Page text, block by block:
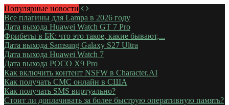
Популярные новости
Все плагины для Lampa в 2026 году
Дата выхода Huawei Watch GT 7 Pro
Фрибеты в БК: что это такое, какие бывают,...
Дата выхода Samsung Galaxy S27 Ultra
Дата выхода Huawei Watch 7
Дата выхода POCO X9 Pro
Как включить контент NSFW в Character.AI
Как получать СМС онлайн в США
Как получать SMS виртуально?
Стоит ли доплачивать за более быструю оперативную память?